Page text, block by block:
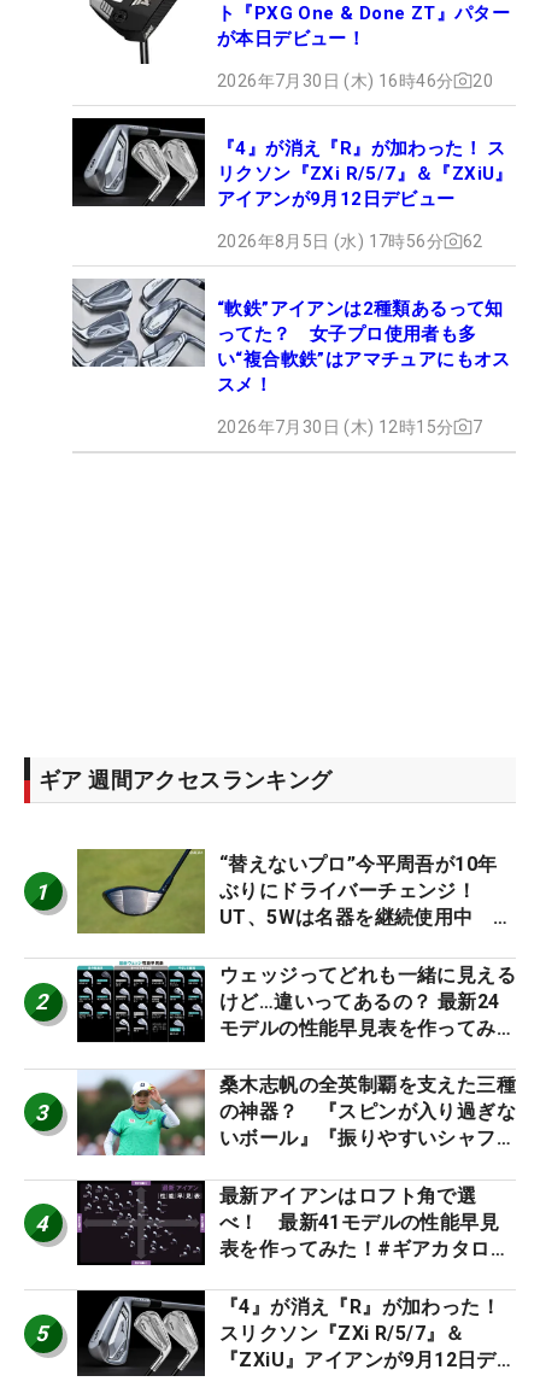
ト『PXG One & Done ZT』パター
が本日デビュー！
2026年7月30日 (木) 16時46分 20
『4』が消え『R』が加わった！ ス
リクソン『ZXi R/5/7』＆『ZXiU』
アイアンが9月12日デビュー
2026年8月5日 (水) 17時56分 62
“軟鉄”アイアンは2種類あるって知
ってた？ 女子プロ使用者も多
い“複合軟鉄”はアマチュアにもオス
スメ！
2026年7月30日 (木) 12時15分 7
ギア 週間アクセスランキング
1
“替えないプロ”今平周吾が10年
ぶりにドライバーチェンジ！
UT、5Wは名器を継続使用中 #
2
ウェッジってどれも一緒に見える
けど…違いってあるの？ 最新24
モデルの性能早見表を作ってみ
3
桑木志帆の全英制覇を支えた三種
の神器？ 『スピンが入り過ぎな
いボール』『振りやすいシャフ
ー』 #女子プロセッティング
4
最新アイアンはロフト角で選
べ！ 最新41モデルの性能早見
表を作ってみた！#ギアカタログ
5
『4』が消え『R』が加わった！
スリクソン『ZXi R/5/7』＆
『ZXiU』アイアンが9月12日デ